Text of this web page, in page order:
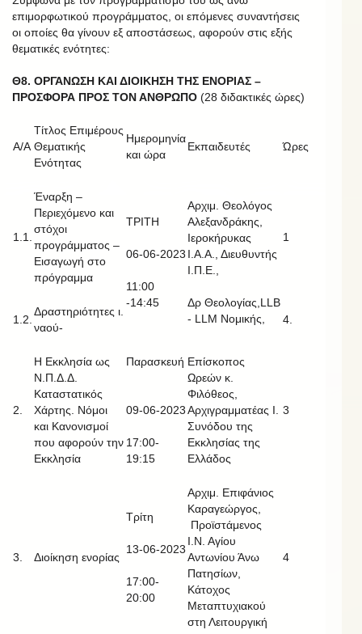
επιμορφωτικού προγράμματος, οι επόμενες συναντήσεις
οι οποίες θα γίνουν εξ αποστάσεως, αφορούν στις εξής
θεματικές ενότητες:
Θ8. ΟΡΓΑΝΩΣΗ ΚΑΙ ΔΙΟΙΚΗΣΗ ΤΗΣ ΕΝΟΡΙΑΣ –
ΠΡΟΣΦΟΡΑ ΠΡΟΣ ΤΟΝ ΑΝΘΡΩΠΟ (28 διδακτικές ώρες)
Α/Α
Τίτλος Επιμέρους
Θεματικής
Ενότητας
Ημερομηνία
και ώρα
Εκπαιδευτές Ώρες
1.1.
Έναρξη –
Περιεχόμενο και
στόχοι
προγράμματος –
Εισαγωγή στο
πρόγραμμα
ΤΡΙΤΗ
06-06-2023
11:00
-14:45
Αρχιμ. Θεολόγος
Αλεξανδράκης,
Ιεροκήρυκας
Ι.Α.Α., Διευθυντής
Ι.Π.Ε.,
Δρ Θεολογίας,LLB
- LLM Νομικής,
1
1.2.
Δραστηριότητες ι.
ναού-
4.
2.
Η Εκκλησία ως
Ν.Π.Δ.Δ.
Καταστατικός
Χάρτης. Νόμοι
και Κανονισμοί
που αφορούν την
Εκκλησία
Παρασκευή
09-06-2023
17:00-
19:15
Επίσκοπος
Ωρεών κ.
Φιλόθεος,
Αρχιγραμματέας Ι.
Συνόδου της
Εκκλησίας της
Ελλάδος
3
3. Διοίκηση ενορίας
Τρίτη
13-06-2023
17:00-
20:00
Αρχιμ. Επιφάνιος
Καραγεώργος,
Προϊστάμενος
Ι.Ν. Αγίου
Αντωνίου Άνω
Πατησίων,
Κάτοχος
Μεταπτυχιακού
στη Λειτουργική
4